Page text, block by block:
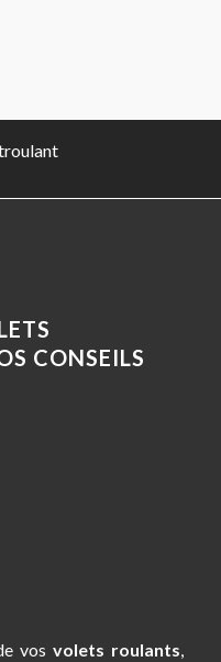
CONSEILS
vosvolets roulants,